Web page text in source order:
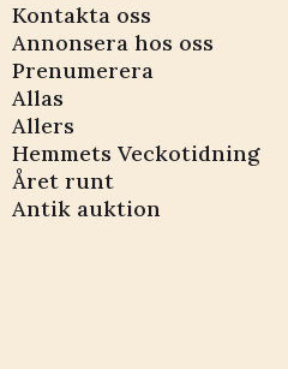
Kontakta oss
Annonsera hos oss
Prenumerera
Allas
Allers
Hemmets Veckotidning
Året runt
Antik auktion